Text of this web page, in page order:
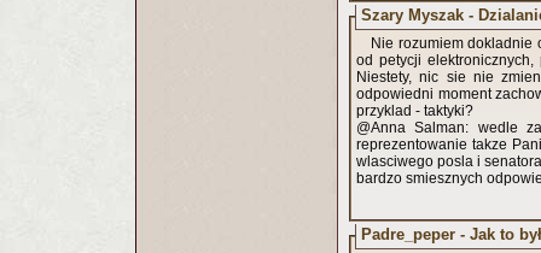
Szary Myszak -
Nie rozumiem dokladnie
od petycji
Niestety, nic sie nie
odpowiedni moment
przyklad - taktyki?
@Anna Salman: wedle
reprezentowanie takze
wlasciwego posla i
bardzo smiesznych
Padre_peper - Jak to